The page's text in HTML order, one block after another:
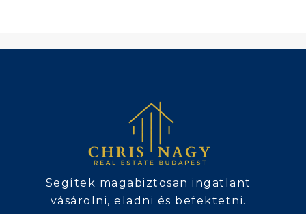
Segítek magabiztosan ingatlant
vásárolni, eladni és befektetni.